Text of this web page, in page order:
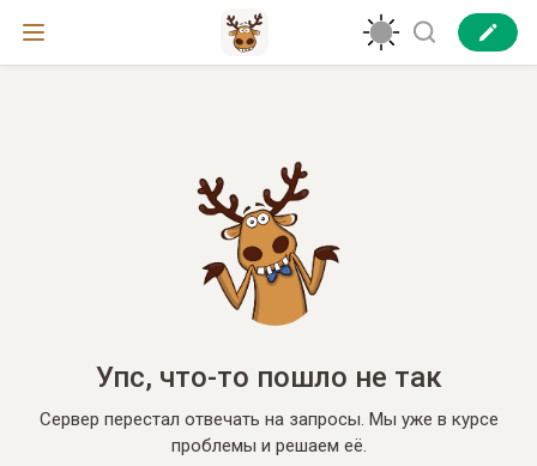
Упс, что-то пошло не так
Сервер перестал отвечать на запросы. Мы уже в курсе
проблемы и решаем её.